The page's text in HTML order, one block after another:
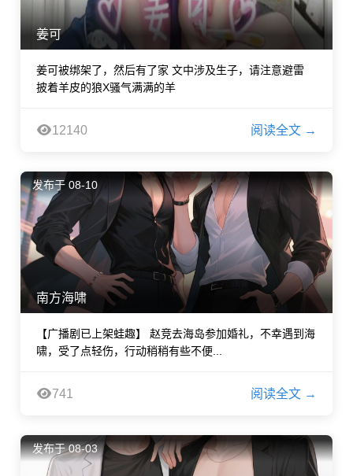
姜可
姜可被绑架了，然后有了家 文中涉及生子，请注意避雷
披着羊皮的狼X骚气满满的羊
12140 阅读全文 →
发布于 08-10
南方海啸
【广播剧已上架蛙趣】 赵竞去海岛参加婚礼，不幸遇到海
啸，受了点轻伤，行动稍稍有些不便...
741 阅读全文 →
发布于 08-03